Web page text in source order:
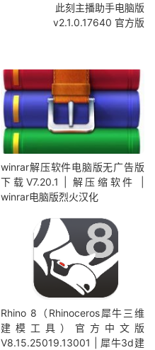
此刻主播助手电脑版
v2.1.0.17640 官方版
winrar解压软件电脑版无广告版
下载V7.20.1 | 解压缩软件 |
winrar电脑版烈火汉化
Rhino 8（Rhinoceros犀牛三维
建模工具）官方中文版
V8.15.25019.13001 | 犀牛3d建